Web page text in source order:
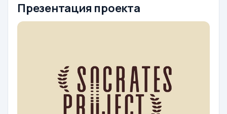
Презентация проекта